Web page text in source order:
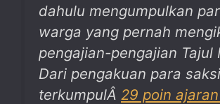
dahulu mengumpulkan
warga yang pernah
pengajian-pengajian Tajul
Dari pengakuan para
terkumpulÂ 29 poin